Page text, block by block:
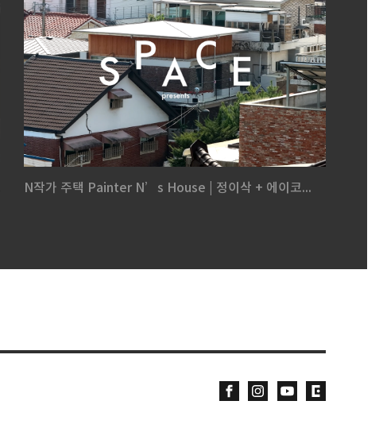
N작가 주택 Painter N’s House | 정이삭 + 에이코...